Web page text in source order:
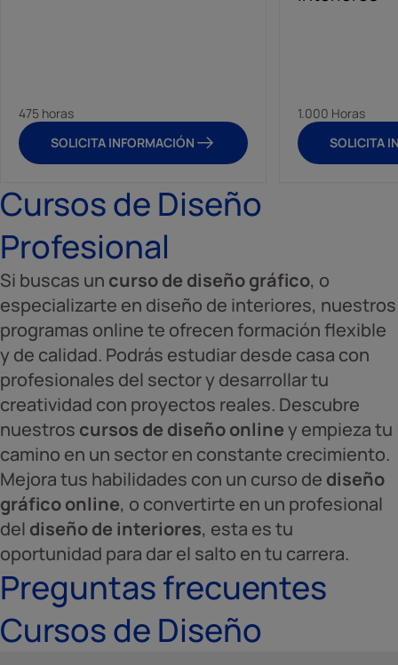
475 horas
SOLICITA INFORMACIÓN
1.000 Horas
SOLICITA
Cursos de Diseño
Profesional
Si buscas un curso de diseño gráfico, o
especializarte en diseño de interiores, nuestros
programas online te ofrecen formación flexible
y de calidad. Podrás estudiar desde casa con
profesionales del sector y desarrollar tu
creatividad con proyectos reales. Descubre
nuestros cursos de diseño onliney empieza tu
camino en un sector en constante crecimiento.
Mejora tus habilidades con un curso de diseño
gráfico online, o convertirte en un profesional
del diseño de interiores, esta es tu
oportunidad para dar el salto en tu carrera.
Preguntas frecuentes
Cursos de Diseño